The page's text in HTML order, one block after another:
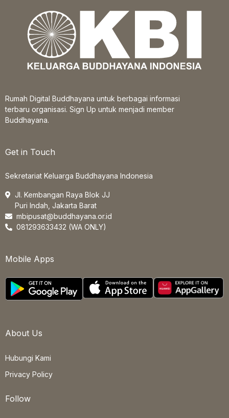
Rumah Digital Buddhayana untuk berbagai informasi
terbaru organisasi. Sign Up untuk menjadi member
Buddhayana.
Get in Touch
Sekretariat Keluarga Buddhayana Indonesia
Jl. Kembangan Raya Blok JJ
Puri Indah, Jakarta Barat
mbipusat@buddhayana.or.id
081293633432 (WA ONLY)
Mobile Apps
About Us
Hubungi Kami
Privacy Policy
Follow